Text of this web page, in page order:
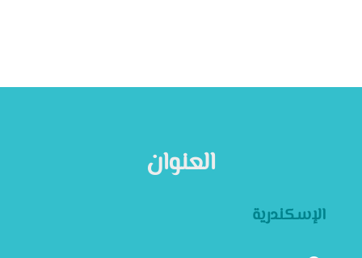
العنوان
الإسكندرية